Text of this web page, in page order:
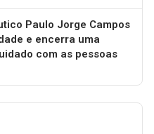
Paulo Jorge Campos
e encerra uma
com as pessoas